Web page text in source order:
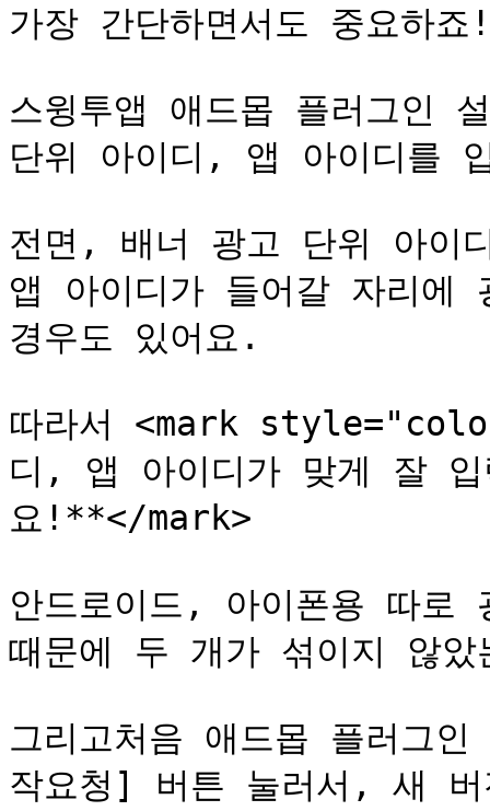
가장 간단하면서도 중요하죠!
스윙투앱 애드몹 플러그인
단위 아이디, 앱 아이디를
전면, 배너 광고 단위 아이
앱 아이디가 들어갈 자리에
경우도 있어요.
따라서 <mark
디, 앱 아이디가 맞게 잘 입
요!**</mark>
안드로이드, 아이폰용 따로
때문에 두 개가 섞이지 않았
그리고처음 애드몹 플러그
작요청] 버튼 눌러서, 새